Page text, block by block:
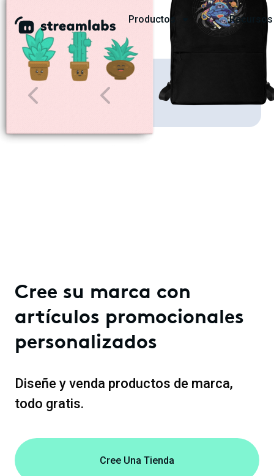
Productos Recursos
Cree su marca con
artículos promocionales
personalizados
Diseñe y venda productos de marca,
todo gratis.
Cree Una Tienda